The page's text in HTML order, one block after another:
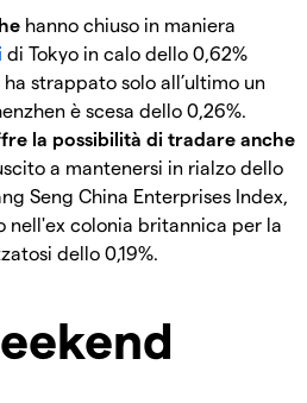
hanno chiuso in maniera
di Tokyo in calo dello 0,62%
strappato solo all’ultimo un
è scesa dello 0,26%.
la possibilità di tradare anche
a mantenersi in rialzo dello
Seng China Enterprises Index,
colonia britannica per la
dello 0,19%.